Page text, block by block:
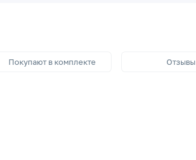
Покупают в комплекте Отзывы